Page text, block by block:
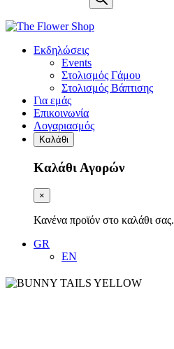
Εκδηλώσεις
Events
Στολισμός Γάμου
Στολισμός Βάπτισης
Για εμάς
Επικοινωνία
Λογαριασμός
Καλάθι
Καλάθι Αγορών
×
Κανένα προϊόν στο καλάθι σας.
GR
EN